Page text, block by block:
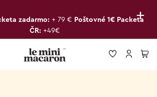
+
zadarmo: + 79 € Poštovné 1€ Packeta
ČR: +49€